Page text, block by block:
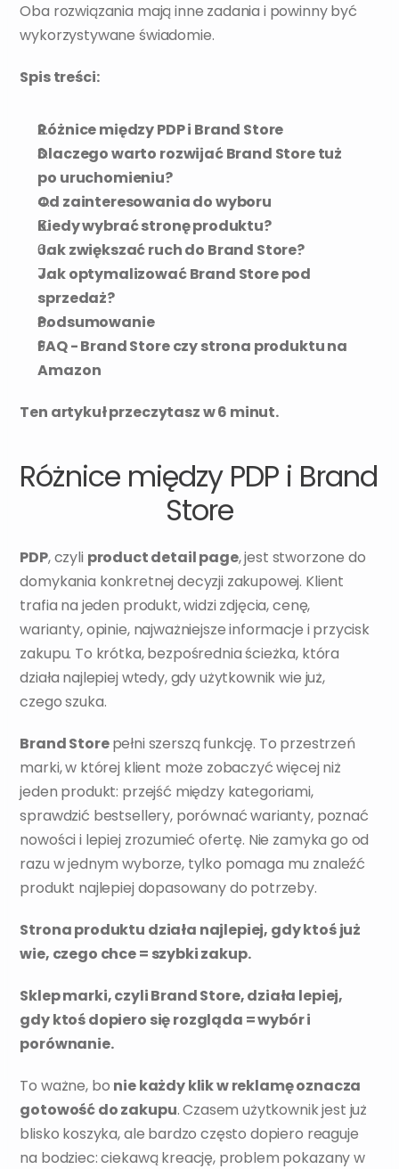
Oba rozwiązania mają inne zadania i powinny być
wykorzystywane świadomie.
Spis treści:
Różnice między PDP i Brand Store
Dlaczego warto rozwijać Brand Store tuż
po uruchomieniu?
Od zainteresowania do wyboru
Kiedy wybrać stronę produktu?
Jak zwiększać ruch do Brand Store?
Jak optymalizować Brand Store pod
sprzedaż?
Podsumowanie
FAQ - Brand Store czy strona produktu na
Amazon
Ten artykuł przeczytasz w 6 minut.
Różnice między PDP i Brand
Store
PDP, czyli product detail page, jest stworzone do
domykania konkretnej decyzji zakupowej. Klient
trafia na jeden produkt, widzi zdjęcia, cenę,
warianty, opinie, najważniejsze informacje i przycisk
zakupu. To krótka, bezpośrednia ścieżka, która
działa najlepiej wtedy, gdy użytkownik wie już,
czego szuka.
Brand Store pełni szerszą funkcję. To przestrzeń
marki, w której klient może zobaczyć więcej niż
jeden produkt: przejść między kategoriami,
sprawdzić bestsellery, porównać warianty, poznać
nowości i lepiej zrozumieć ofertę. Nie zamyka go od
razu w jednym wyborze, tylko pomaga mu znaleźć
produkt najlepiej dopasowany do potrzeby.
Strona produktu działa najlepiej, gdy ktoś już
wie, czego chce = szybki zakup.
Sklep marki, czyli Brand Store, działa lepiej,
gdy ktoś dopiero się rozgląda = wybór i
porównanie.
To ważne, bo nie każdy klik w reklamę oznacza
gotowość do zakupu. Czasem użytkownik jest już
blisko koszyka, ale bardzo często dopiero reaguje
na bodziec: ciekawą kreację, problem pokazany w